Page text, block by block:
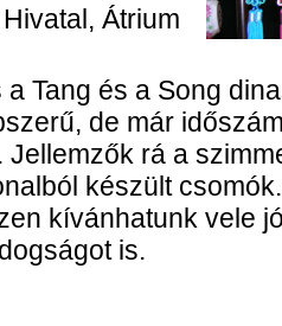
Átrium
Tang és a Song
de már
Jellemzők rá a
készült
kívánhatunk vele
is.